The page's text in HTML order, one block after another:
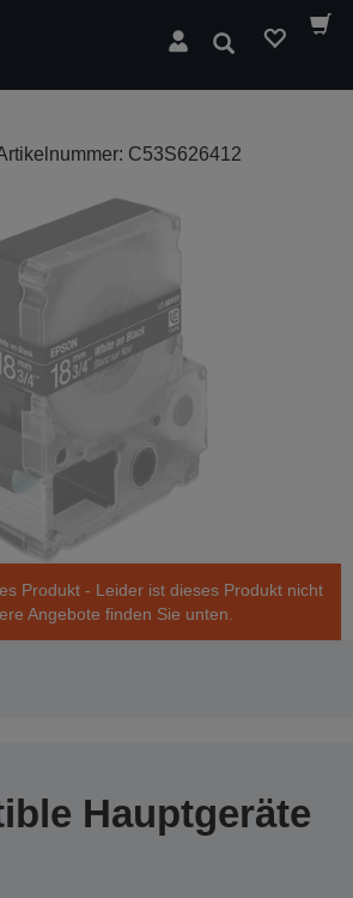
Suchen
C53S626412
Produkt - Leider ist dieses Produkt nicht
Angebote finden Sie unten.
Hauptgeräte